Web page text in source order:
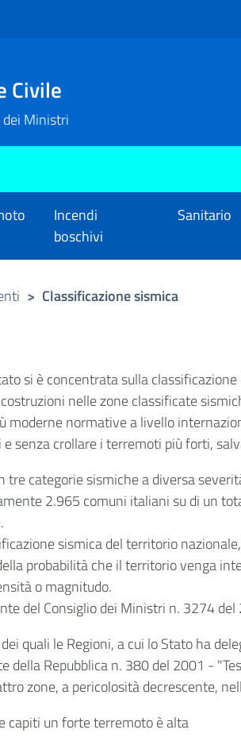
Civile
dei Ministri
Incendi
boschivi
Sanitario
> Classificazione sismica
si è concentrata sulla
nelle zone classificate
normative a livello
senza crollare i terremoti più forti,
categorie sismiche a diversa
2.965 comuni italiani su di un
sismica del territorio
probabilità che il territorio venga
o magnitudo.
del Consiglio dei Ministri n. 3274
quali le Regioni, a cui lo Stato ha
Repubblica n. 380 del 2001 -
zone, a pericolosità decrescente,
capiti un forte terremoto è alta